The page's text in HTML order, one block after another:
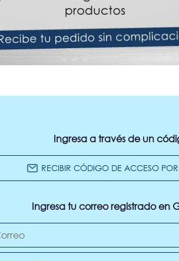
Ingresa a través de un
Ingresa tu correo registrado en